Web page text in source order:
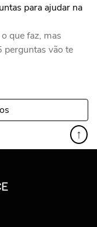
para ajudar na
que faz, mas
perguntas vão te
↑